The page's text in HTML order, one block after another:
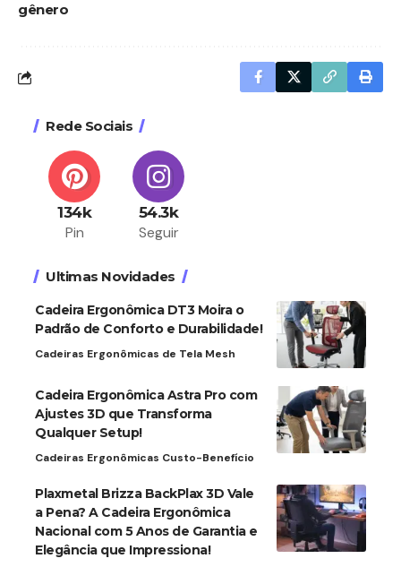
gênero
Rede Sociais
134k
Pin
54.3k
Seguir
Ultimas Novidades
Cadeira Ergonômica DT3 Moira o
Padrão de Conforto e Durabilidade!
Cadeiras Ergonômicas de Tela Mesh
Cadeira Ergonômica Astra Pro com
Ajustes 3D que Transforma
Qualquer Setup!
Cadeiras Ergonômicas Custo-Benefício
Plaxmetal Brizza BackPlax 3D Vale
a Pena? A Cadeira Ergonômica
Nacional com 5 Anos de Garantia e
Elegância que Impressiona!